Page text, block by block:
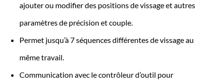
ajouter ou modifier des positions de vissage et autres
paramètres de précision et couple.
Permet jusqu’à 7 séquences différentes de vissage au
même travail.
Communication avec le contrôleur d’outil pour